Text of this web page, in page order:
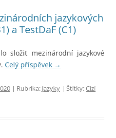
jazykových
a TestDaF (C1)
složit mezinárodní jazykové
Celý příspěvek →
| Rubrika: Jazyky | Štítky:Cizí